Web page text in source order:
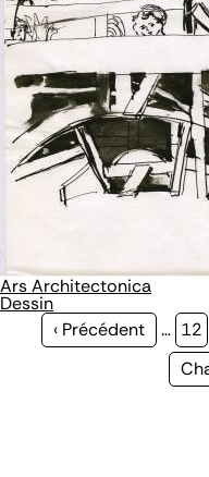
Ars Architectonica
Dessin
Page
‹ Précédent … Page
12